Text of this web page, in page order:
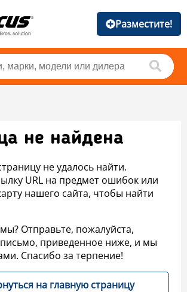
Разместите!
не найдена
не удалось найти.
URL на предмет ошибок или
нашего сайта, чтобы найти
Отправьте, пожалуйста,
приведенное ниже, и мы
Спасибо за терпение!
на главную страницу